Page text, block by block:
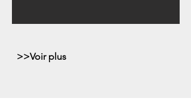
>>Voir plus